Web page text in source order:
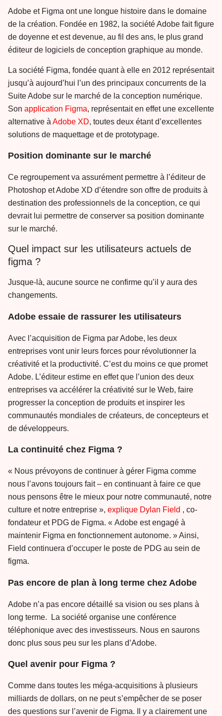
Adobe et Figma ont une longue histoire dans le domaine
de la création. Fondée en 1982, la société Adobe fait figure
de doyenne et est devenue, au fil des ans, le plus grand
éditeur de logiciels de conception graphique au monde.
La société Figma, fondée quant à elle en 2012 représentait
jusqu’à aujourd’hui l’un des principaux concurrents de la
Suite Adobe sur le marché de la conception numérique.
Son application Figma, représentait en effet une excellente
alternative à Adobe XD, toutes deux étant d’excellentes
solutions de maquettage et de prototypage.
Position dominante sur le marché
Ce regroupement va assurément permettre à l’éditeur de
Photoshop et Adobe XD d’étendre son offre de produits à
destination des professionnels de la conception, ce qui
devrait lui permettre de conserver sa position dominante
sur le marché.
Quel impact sur les utilisateurs actuels de
figma ?
Jusque-là, aucune source ne confirme qu’il y aura des
changements.
Adobe essaie de rassurer les utilisateurs
Avec l’acquisition de Figma par Adobe, les deux
entreprises vont unir leurs forces pour révolutionner la
créativité et la productivité. C’est du moins ce que promet
Adobe. L’éditeur estime en effet que l’union des deux
entreprises va accélérer la créativité sur le Web, faire
progresser la conception de produits et inspirer les
communautés mondiales de créateurs, de concepteurs et
de développeurs.
La continuité chez Figma ?
« Nous prévoyons de continuer à gérer Figma comme
nous l’avons toujours fait – en continuant à faire ce que
nous pensons être le mieux pour notre communauté, notre
culture et notre entreprise », explique Dylan Field , co-
fondateur et PDG de Figma. « Adobe est engagé à
maintenir Figma en fonctionnement autonome. » Ainsi,
Field continuera d’occuper le poste de PDG au sein de
figma.
Pas encore de plan à long terme chez Adobe
Adobe n’a pas encore détaillé sa vision ou ses plans à
long terme. La société organise une conférence
téléphonique avec des investisseurs. Nous en saurons
donc plus sous peu sur les plans d’Adobe.
Quel avenir pour Figma ?
Comme dans toutes les méga-acquisitions à plusieurs
milliards de dollars, on ne peut s’empêcher de se poser
des questions sur l’avenir de Figma. Il y a clairement une